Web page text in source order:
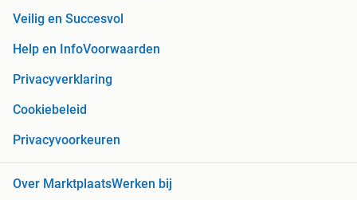
Veilig en Succesvol
Help en InfoVoorwaarden
Privacyverklaring
Cookiebeleid
Privacyvoorkeuren
Over MarktplaatsWerken bij